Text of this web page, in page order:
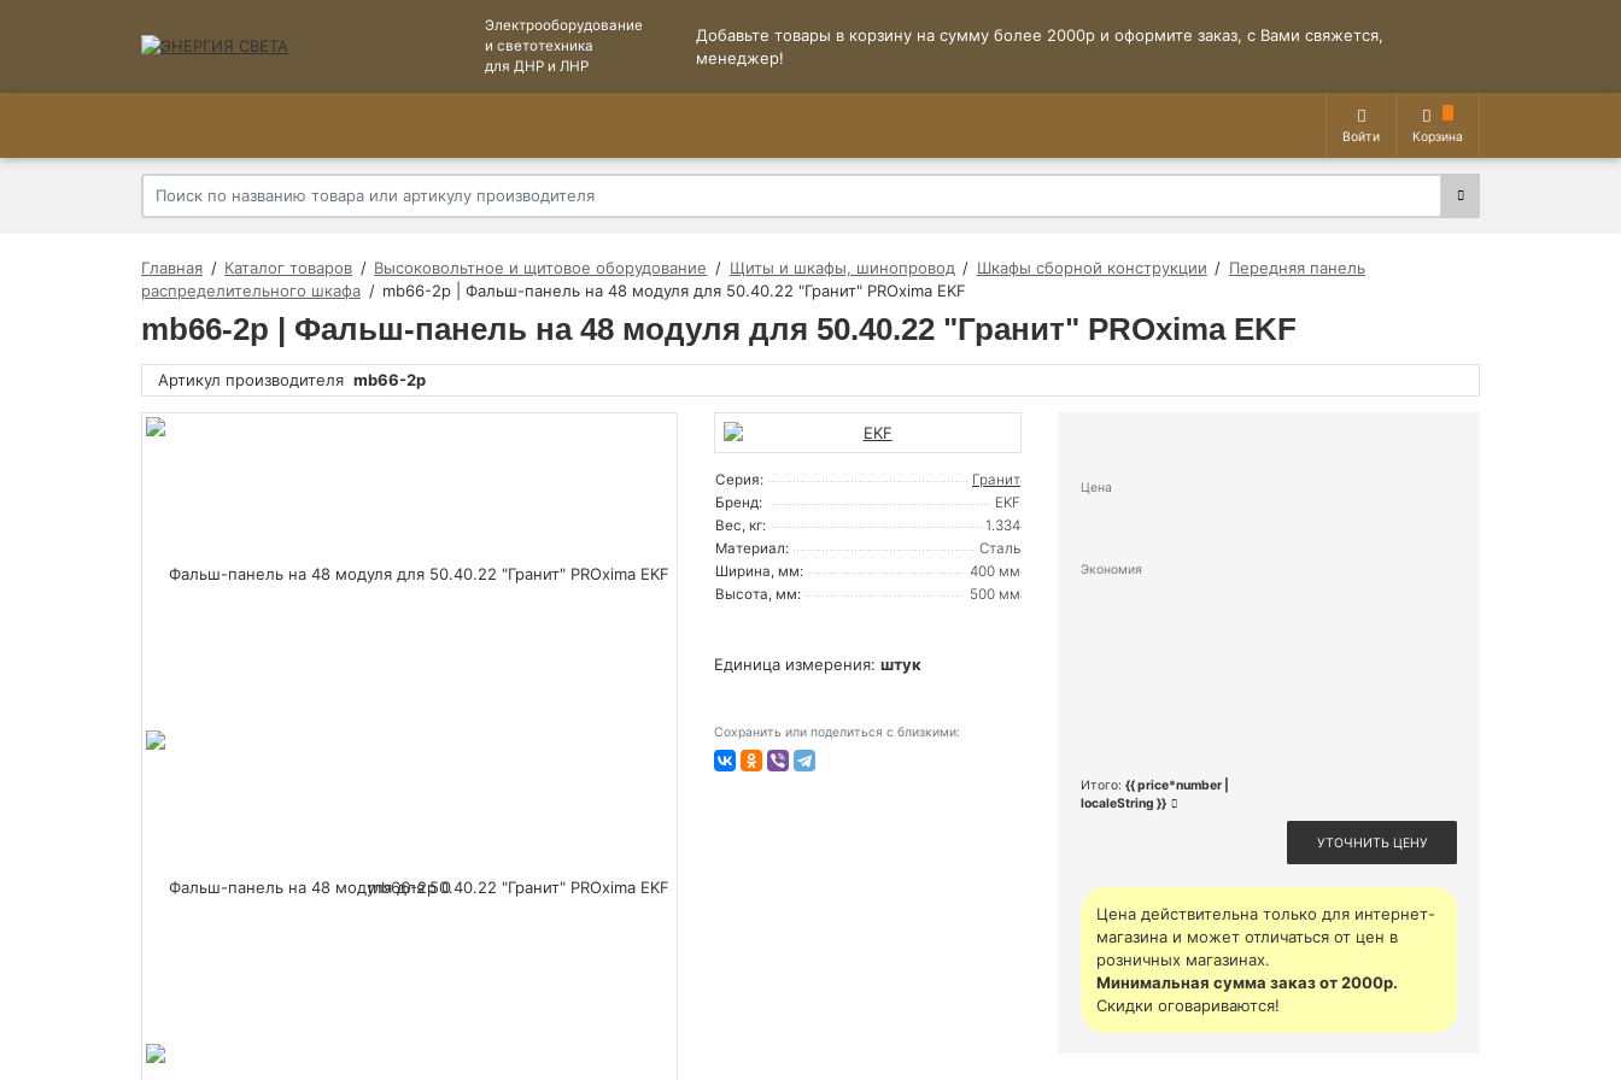
Электрооборудование
и светотехника
для ДНР и ЛНР
Добавьте товары в корзину на сумму более 2000р и оформите заказ, с Вами свяжется,
менеджер!
Войти Корзина
Главная Каталог товаров Высоковольтное и щитовое оборудование Щиты и шкафы, шинопровод Шкафы сборной конструкции
Передняя панель
распределительного шкафа
mb66-2p | Фальш-панель на 48 модуля для 50.40.22 "Гранит" PROxima EKF
mb66-2p | Фальш-панель на 48 модуля для 50.40.22 "Гранит" PROxima EKF
Артикул производителя mb66-2p
Серия:
Гранит
Бренд:
EKF
Вес, кг:
1.334
Материал:
Сталь
Ширина, мм:
400 мм
Высота, мм:
500 мм
Единица измерения: штук
Сохранить или поделиться с близкими:
Цена
Экономия
Итого: {{ price*number |
localeString }}
УТОЧНИТЬ ЦЕНУ
Цена действительна только для интернет-
магазина и может отличаться от цен в
розничных магазинах.
Минимальная сумма заказ от 2000р.
Скидки оговариваются!